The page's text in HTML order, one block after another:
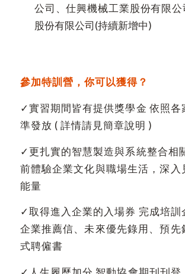
公司、仕興機械工業股份有限
股份有限公司(持續新增中)
參加特訓營，你可以獲得？
✓實習期間皆有提供獎學金 依照各
準發放 ( 詳情請見簡章說明 )
✓更扎實的智慧製造與系統整合相
前體驗企業文化與職場生活，深入
能量
✓取得進入企業的入場券 完成培訓
企業推薦信、未來優先錄用、預先
式聘僱書